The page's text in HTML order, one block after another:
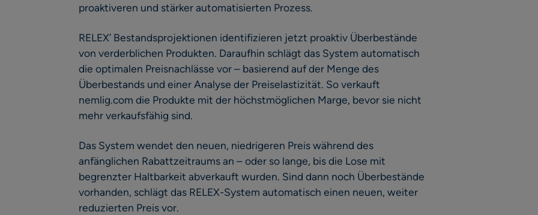
proaktiveren und stärker automatisierten Prozess.
RELEX’ Bestandsprojektionen identifizieren jetzt proaktiv Überbestände
von verderblichen Produkten. Daraufhin schlägt das System automatisch
die optimalen Preisnachlässe vor – basierend auf der Menge des
Überbestands und einer Analyse der Preiselastizität. So verkauft
nemlig.com die Produkte mit der höchstmöglichen Marge, bevor sie nicht
mehr verkaufsfähig sind.
Das System wendet den neuen, niedrigeren Preis während des
anfänglichen Rabattzeitraums an – oder so lange, bis die Lose mit
begrenzter Haltbarkeit abverkauft wurden. Sind dann noch Überbestände
vorhanden, schlägt das RELEX-System automatisch einen neuen, weiter
reduzierten Preis vor.